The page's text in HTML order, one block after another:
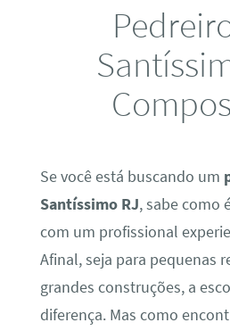
Se você está buscando um
Santíssimo RJ, sabe como
com um profissional
Afinal, seja para pequenas
grandes construções, a
diferença. Mas como